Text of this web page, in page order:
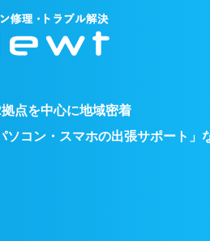
点を中心に地域密着
ソコン・スマホの出張サポート」